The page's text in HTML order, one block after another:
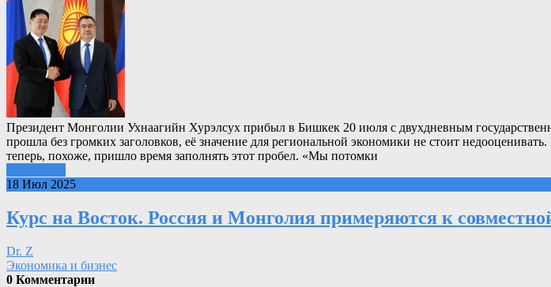
Президент Монголии Ухнаагийн Хурэлсух прибыл в Бишкек 20 июля с двухдневным
прошла без громких заголовков, её значение для региональной экономики не стоит
теперь, похоже, пришло время заполнять этот пробел. «Мы потомки
18 Июл 2025
Курс на Восток. Россия и Монголия примеряются к
Dr. Z
Экономика и бизнес
0 Комментарии